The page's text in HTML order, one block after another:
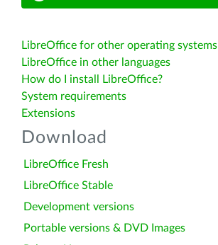
LibreOffice for other operating systems
LibreOffice in other languages
How do I install LibreOffice?
System requirements
Extensions
Download
LibreOffice Fresh
LibreOffice Stable
Development versions
Portable versions & DVD Images